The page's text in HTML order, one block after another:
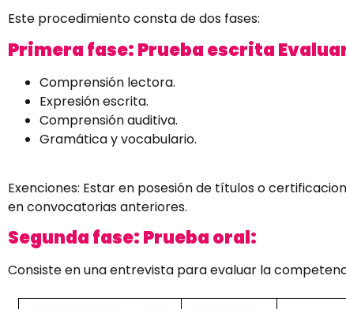
Este procedimiento consta de dos fases:
Primera fase: Prueba escrita
Comprensión lectora.
Expresión escrita.
Comprensión auditiva.
Gramática y vocabulario.
Exenciones: Estar en posesión de títulos o
en convocatorias anteriores.
Segunda fase: Prueba oral:
Consiste en una entrevista para evaluar la